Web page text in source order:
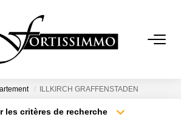
Tous Nos Biens
Ancien
ILLKIRCH GRAFFENSTADEN
les critères de recherche